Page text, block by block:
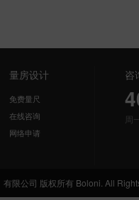
量房设计
免费量尺
在线咨询
网络申请
咨
周
限公司 版权所有 Boloni. All